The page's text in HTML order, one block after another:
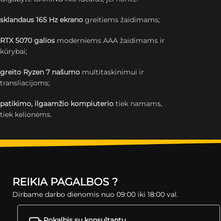
sklandaus 165 Hz ekrano greitiems žaidimams;
RTX 5070 galios moderniems AAA žaidimams ir
kūrybai;
greito Ryzen 7 našumo multitaskinimui ir
transliacijoms;
patikimo, ilgaamžio kompiuterio tiek namams,
tiek kelionėms.
REIKIA PAGALBOS ?
Dirbame darbo dienomis nuo 09:00 iki 18:00 val.